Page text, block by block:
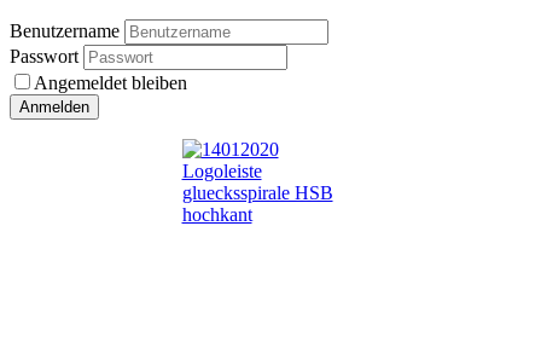
Benutzername
Passwort
Angemeldet bleiben